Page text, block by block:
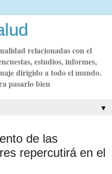
relacionadas con el
estudios, informes,
dirigido a todo el mundo.
pasarlo bien
▼
de las
repercutirá en el